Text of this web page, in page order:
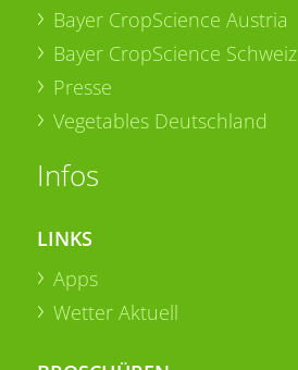
Bayer CropScience Austria
Bayer CropScience Schweiz
Presse
Vegetables Deutschland
Infos
LINKS
Apps
Wetter Aktuell